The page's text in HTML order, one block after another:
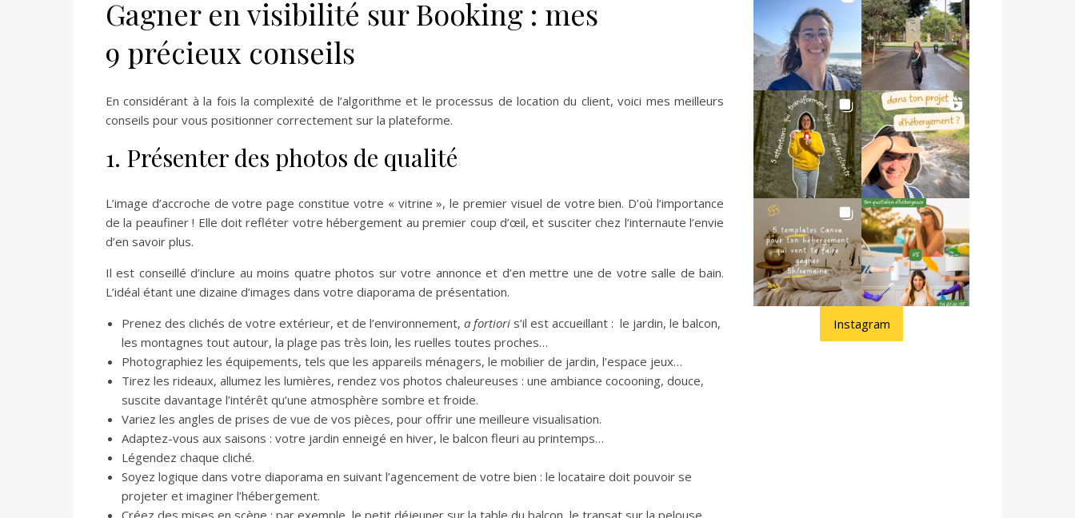
Gagner en visibilité sur Booking : mes
9 précieux conseils
En considérant à la fois la complexité de l’algorithme et le processus de location du client, voici mes meilleurs
conseils pour vous positionner correctement sur la plateforme.
1. Présenter des photos de qualité
L’image d’accroche de votre page constitue votre « vitrine », le premier visuel de votre bien. D’où l’importance
de la peaufiner ! Elle doit refléter votre hébergement au premier coup d’œil, et susciter chez l’internaute l’envie
d’en savoir plus.
Il est conseillé d’inclure au moins quatre photos sur votre annonce et d’en mettre une de votre salle de bain.
L’idéal étant une dizaine d’images dans votre diaporama de présentation.
Prenez des clichés de votre extérieur, et de l’environnement, a fortiori s’il est accueillant : le jardin, le balcon,
les montagnes tout autour, la plage pas très loin, les ruelles toutes proches…
Photographiez les équipements, tels que les appareils ménagers, le mobilier de jardin, l’espace jeux…
Tirez les rideaux, allumez les lumières, rendez vos photos chaleureuses : une ambiance cocooning, douce,
suscite davantage l’intérêt qu’une atmosphère sombre et froide.
Variez les angles de prises de vue de vos pièces, pour offrir une meilleure visualisation.
Adaptez-vous aux saisons : votre jardin enneigé en hiver, le balcon fleuri au printemps…
Légendez chaque cliché.
Soyez logique dans votre diaporama en suivant l’agencement de votre bien : le locataire doit pouvoir se
projeter et imaginer l’hébergement.
Instagram